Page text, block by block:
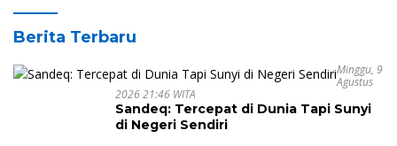
Berita Terbaru
Minggu, 9
Agustus
2026 21:46 WITA
Sandeq: Tercepat di Dunia Tapi Sunyi
di Negeri Sendiri